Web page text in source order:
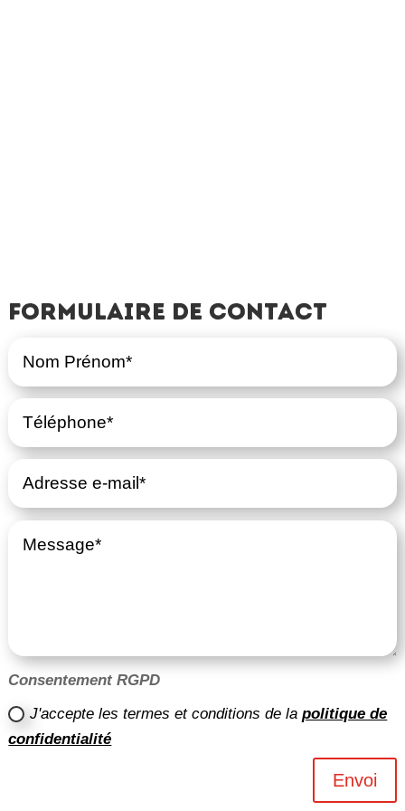
Formulaire de contact
Consentement RGPD
J'accepte les termes et conditions de lapolitique de
confidentialité
Envoi